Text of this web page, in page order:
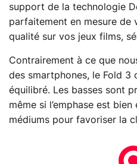
support de la technologie
parfaitement en mesure de
qualité sur vos jeux films,
Contrairement à ce que
des smartphones, le Fold 3
équilibré. Les basses sont
même si l’emphase est
médiums pour favoriser la